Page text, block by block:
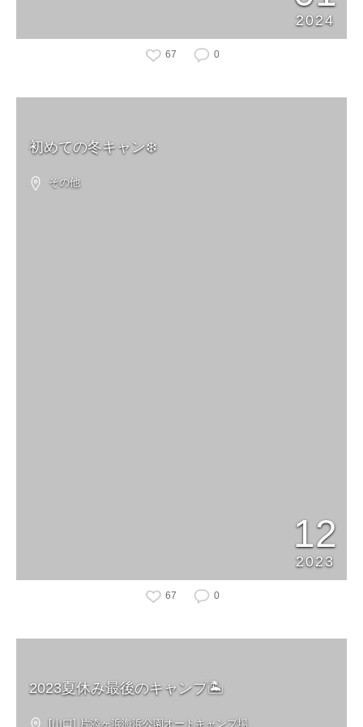
2024
67 0
初めての冬キャン❄️
その他
12
2023
67 0
2023夏休み最後のキャンプ🏝️
[山口] 片添ヶ浜海浜公園オートキャンプ場